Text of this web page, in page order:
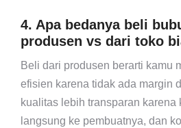
4. Apa bedanya beli
produsen vs dari toko
Beli dari produsen berarti kamu
efisien karena tidak ada margin
kualitas lebih transparan karena
langsung ke pembuatnya, dan